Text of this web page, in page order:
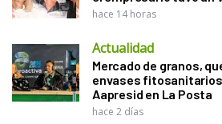
hace 14 horas
Actualidad
Mercado de granos,
envases fitosanitarios
Aapresid en La Posta
hace 2 días